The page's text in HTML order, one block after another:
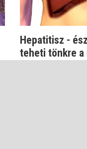
Hepatitisz -
teheti tönkre a